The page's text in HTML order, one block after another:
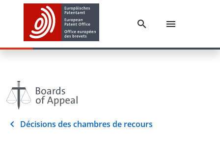
Décisions des chambres de recours